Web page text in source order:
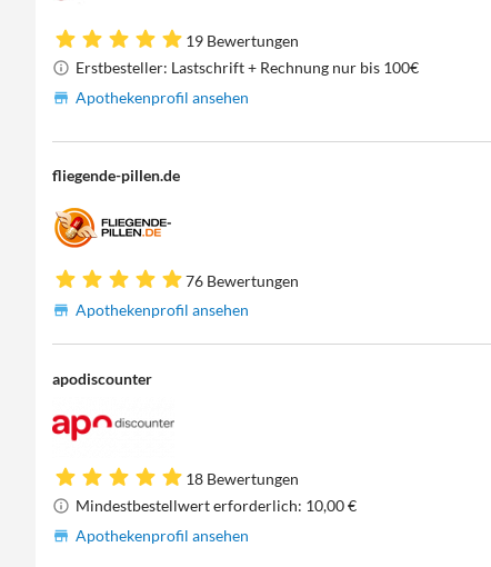
19 Bewertungen
Erstbesteller: Lastschrift + Rechnung nur bis 100€
Apothekenprofil ansehen
fliegende-pillen.de
76 Bewertungen
Apothekenprofil ansehen
apodiscounter
18 Bewertungen
Mindestbestellwert erforderlich: 10,00 €
Apothekenprofil ansehen